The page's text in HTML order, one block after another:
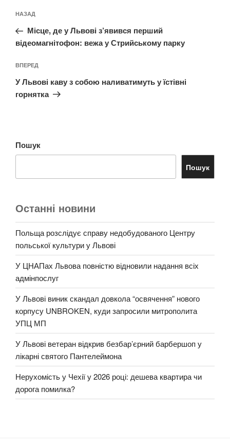
записів
Попередній
запис:
НАЗАД
Місце, де у Львові з’явився перший
відеомагнітофон: вежа у Стрийському парку
Наступний
запис
ВПЕРЕД
У Львові каву з собою наливатимуть у їстівні
горнятка
Пошук
Пошук
Останні новини
Польща розслідує справу недобудованого Центру
польської культури у Львові
У ЦНАПах Львова повністю відновили надання всіх
адмінпослуг
У Львові виник скандал довкола “освячення” нового
корпусу UNBROKEN, куди запросили митрополита
УПЦ МП
У Львові ветеран відкрив безбар’єрний барбершоп у
лікарні святого Пантелеймона
Нерухомість у Чехії у 2026 році: дешева квартира чи
дорога помилка?